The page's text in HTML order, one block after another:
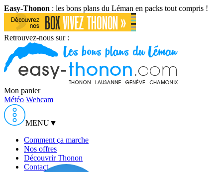
Easy-Thonon : les bons plans du Léman en packs tout compris !
Retrouvez-nous sur :
Mon panier
Météo Webcam
MENU▼
Comment ça marche
Nos offres
Découvrir Thonon
Contact